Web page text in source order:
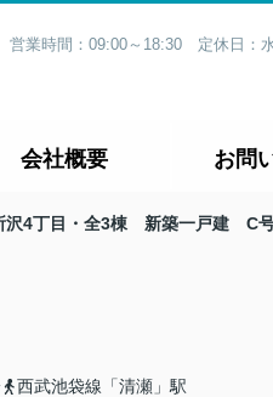
営業時間：09:00～18:30 定休日：
会社概要 お問
沢4丁目・全3棟 新築一戸建 C
西武池袋線「清瀬」駅